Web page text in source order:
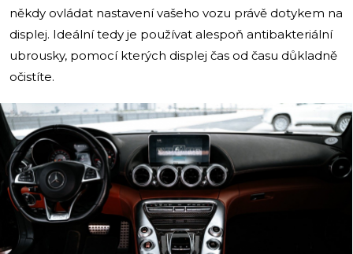
někdy ovládat nastavení vašeho vozu právě dotykem na
displej. Ideální tedy je používat alespoň antibakteriální
ubrousky, pomocí kterých displej čas od času důkladně
očistíte.